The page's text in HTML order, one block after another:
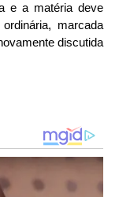
e a matéria deve
marcada
discutida